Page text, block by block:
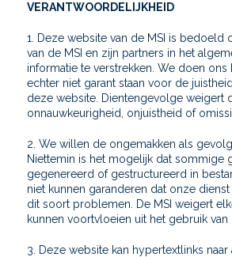
VERANTWOORDELIJKHEID
1. Deze website van de MSI is
van de MSI en zijn partners in het
informatie te verstrekken. We doen
echter niet garant staan voor de
deze website. Dientengevolge weigert
onnauwkeurigheid, onjuistheid of
2. We willen de ongemakken als
Niettemin is het mogelijk dat sommige
gegenereerd of gestructureerd in
niet kunnen garanderen dat onze
dit soort problemen. De MSI weigert
kunnen voortvloeien uit het gebruik van
3. Deze website kan hypertextlinks